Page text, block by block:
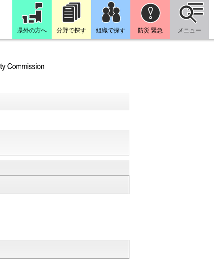
県外の方へ 分野で探す 組織で探す 防災 緊急 メニュー